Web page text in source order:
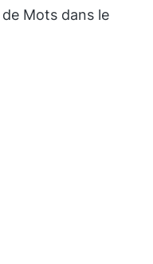
Mots dans le